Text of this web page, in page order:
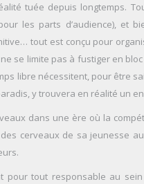
tuée depuis longtemps.
les parts d’audience), et
tout est conçu pour
se limite pas à fustiger en
libre nécessitent, pour être
y trouvera en réalité un
dans une ère où la
cerveaux de sa jeunesse
pour tout responsable au